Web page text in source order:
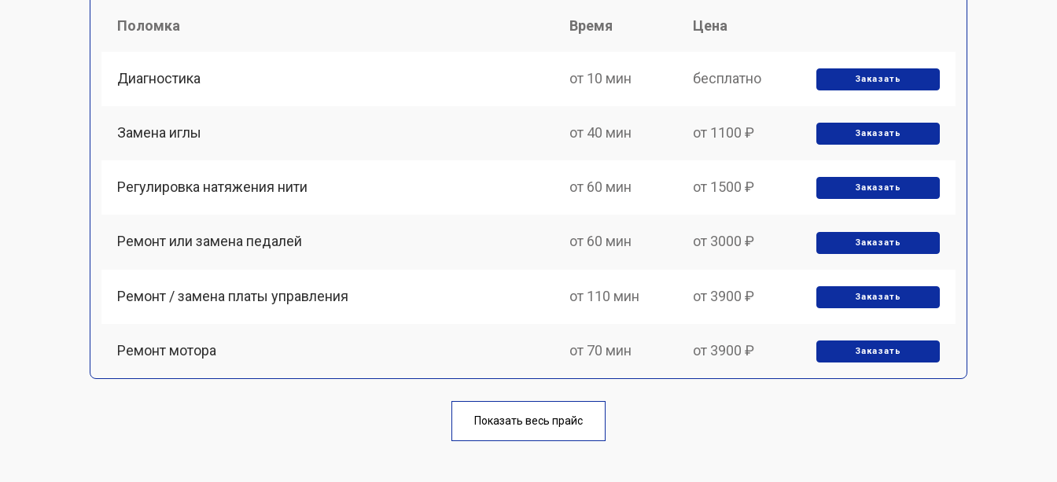
Поломка Время Цена
Диагностика от 10 мин бесплатно Заказать
Замена иглы от 40 мин от 1100 ₽ Заказать
Регулировка натяжения нити от 60 мин от 1500 ₽ Заказать
Ремонт или замена педалей от 60 мин от 3000 ₽ Заказать
Ремонт / замена платы управления от 110 мин от 3900 ₽ Заказать
Ремонт мотора от 70 мин от 3900 ₽ Заказать
от 60 мин
Показать весь прайс